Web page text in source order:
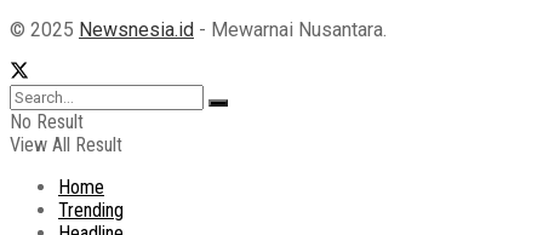
© 2025 Newsnesia.id - Mewarnai Nusantara.
No Result
View All Result
Home
Trending